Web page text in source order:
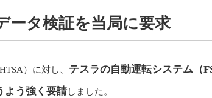
ータ検証を当局に要求
）に対し、 テスラの自動運転システム（
よう強く要請しました。